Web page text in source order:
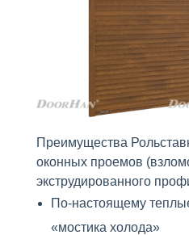
Преимущества
оконных проемов
экструдированного
По-настоящему
«мостика холода»